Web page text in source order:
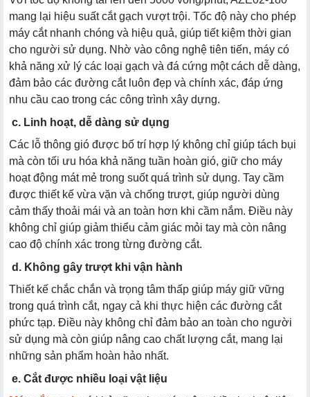
mang lại hiệu suất cắt gạch vượt trội. Tốc độ này cho phép
máy cắt nhanh chóng và hiệu quả, giúp tiết kiệm thời gian
cho người sử dụng. Nhờ vào công nghệ tiên tiến, máy có
khả năng xử lý các loại gạch và đá cứng một cách dễ dàng,
đảm bảo các đường cắt luôn đẹp và chính xác, đáp ứng
nhu cầu cao trong các công trình xây dựng.
c. Linh hoạt, dễ dàng sử dụng
Các lỗ thông gió được bố trí hợp lý không chỉ giúp tách bụi
mà còn tối ưu hóa khả năng tuần hoàn gió, giữ cho máy
hoạt động mát mẻ trong suốt quá trình sử dụng. Tay cầm
được thiết kế vừa vặn và chống trượt, giúp người dùng
cảm thấy thoải mái và an toàn hơn khi cầm nắm. Điều này
không chỉ giúp giảm thiểu cảm giác mỏi tay mà còn nâng
cao độ chính xác trong từng đường cắt.
d. Không gây trượt khi vận hành
Thiết kế chắc chắn và trọng tâm thấp giúp máy giữ vững
trong quá trình cắt, ngay cả khi thực hiện các đường cắt
phức tạp. Điều này không chỉ đảm bảo an toàn cho người
sử dụng mà còn giúp nâng cao chất lượng cắt, mang lại
những sản phẩm hoàn hảo nhất.
e. Cắt được nhiều loại vật liệu